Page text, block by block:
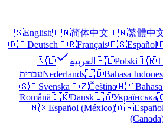
🇺🇸English🇨🇳简体中文🇹🇼繁體中
🇩🇪Deutsch🇫🇷Français🇪🇸Español
🇵🇱Polski🇹🇷 العربية
🇳🇱
Nederlands🇮🇩Bahasa
עברית
🇸🇪Svenska🇨🇿Čeština🇲🇾
Română🇩🇰Dansk🇺🇦Українська
🇲🇽Español (México)🇦🇷